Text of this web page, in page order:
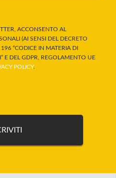
ACCONSENTO AL
(AI SENSI DEL DECRETO
“CODICE IN MATERIA DI
E DEL GDPR, REGOLAMENTO UE
POLICY.